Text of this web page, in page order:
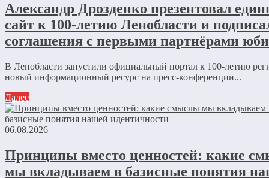
Александр Дрозденко презентовал
сайт к 100-летию Ленобласти и
соглашения с первыми партнёрами
В Ленобласти запустили официальный портал к 100-летию
новый информационный ресурс на пресс-конференции...
Далее
06.08.2026
Принципы вместо ценностей: какие
мы вкладываем в базисные понятия